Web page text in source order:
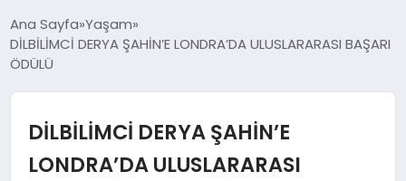
ADANA
Ana Sayfa Yaşam
DİLBİLİMCİ DERYA ŞAHİN’E LONDRA’DA ULUSLARARASI BAŞARI
ÖDÜLÜ
DİLBİLİMCİ DERYA ŞAHİN’E
LONDRA’DA ULUSLARARASI